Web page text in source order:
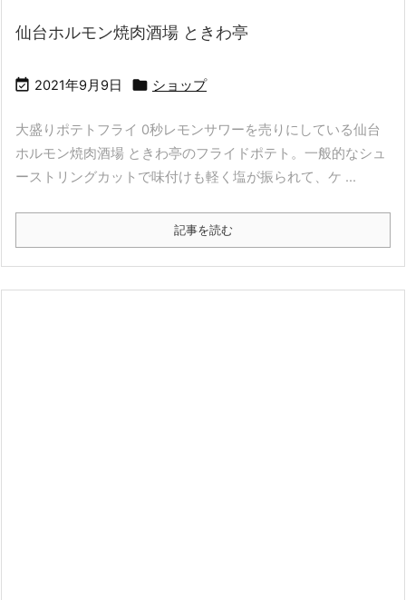
仙台ホルモン焼肉酒場 ときわ亭
 2021年9月9日  ショップ
大盛りポテトフライ 0秒レモンサワーを売りにしている仙台
ホルモン焼肉酒場 ときわ亭のフライドポテト。一般的なシュ
ーストリングカットで味付けも軽く塩が振られて、ケ ...
記事を読む